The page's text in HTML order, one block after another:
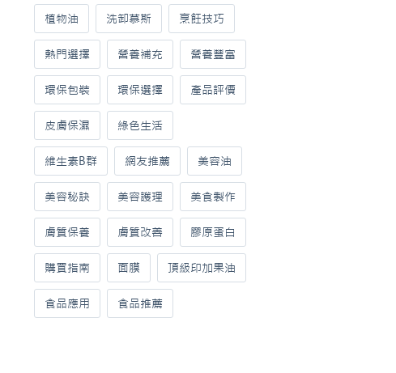
植物油 洗卸慕斯 烹飪技巧
熱門選擇 營養補充 營養豐富
環保包裝 環保選擇 產品評價
皮膚保濕 綠色生活
維生素B群 網友推薦 美容油
美容秘訣 美容護理 美食製作
膚質保養 膚質改善 膠原蛋白
購買指南 面膜 頂級印加果油
食品應用 食品推薦